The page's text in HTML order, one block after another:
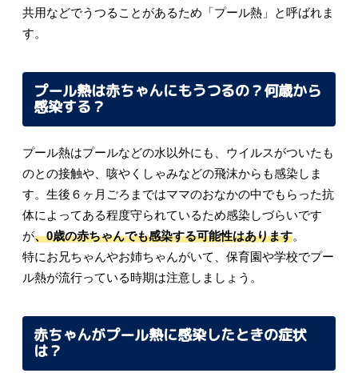
共用などでうつることがあるため「プール熱」と呼ばれま
す。
プール熱は赤ちゃんにもうつるの？何歳から
感染する？
プール熱はプールなどの水以外にも、ウイルスがついたも
のとの接触や、咳やくしゃみなどの飛沫からも感染しま
す。生後６ヶ月ごろまではママのおなかの中でもらった抗
体によってある程度守られているため感染しづらいです
が、0歳の赤ちゃんでも感染する可能性はあります。
特にお兄ちゃんやお姉ちゃんがいて、保育園や学校でプー
ル熱が流行っている時期は注意しましょう。
赤ちゃんがプール熱に感染したときの症状
は？